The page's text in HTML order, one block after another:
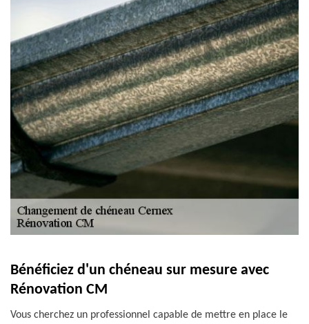
Bénéficiez d'un chéneau sur mesure avec
Rénovation CM
Vous cherchez un professionnel capable de mettre en place le